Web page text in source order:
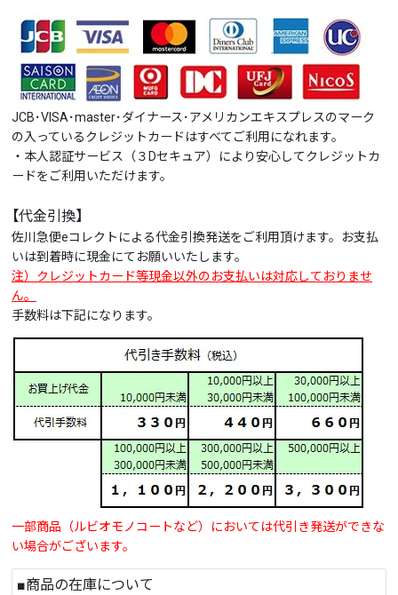
JCB･VISA･master･ダイナース･アメリカンエキスプレスのマーク
の入っているクレジットカードはすべてご利用になれます。
・本人認証サービス（３Dセキュア）により安心してクレジットカ
ードをご利用いただけます。
【代金引換】
佐川急便eコレクトによる代金引換発送をご利用頂けます。お支払
いは到着時に現金にてお願いいたします。
注）クレジットカード等現金以外のお支払いは対応しておりませ
ん。
手数料は下記になります。
一部商品（ルビオモノコートなど）においては代引き発送ができな
い場合がございます。
■商品の在庫について